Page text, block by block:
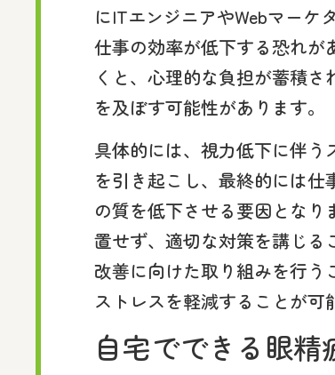
にITエンジニアやWebマーケ
仕事の効率が低下する恐れ
くと、心理的な負担が蓄積
を及ぼす可能性があります。
具体的には、視力低下に伴う
を引き起こし、最終的には
の質を低下させる要因とな
置せず、適切な対策を講じる
改善に向けた取り組みを行う
ストレスを軽減することが可
自宅でできる眼精